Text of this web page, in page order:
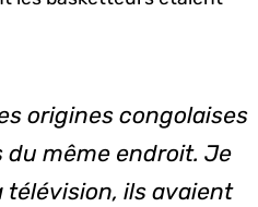
origines congolaises
du même endroit. Je
télévision, ils avaient